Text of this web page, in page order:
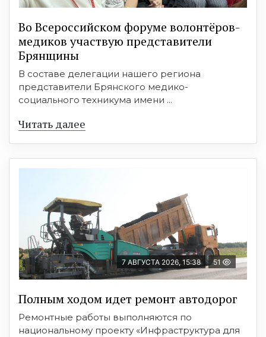
Во Всероссийском форуме волонтёров-
медиков участвую представители
Брянщины
В составе делегации нашего региона
представители Брянского медико-
социального техникума имени ...
Читать далее
7 АВГУСТА 2026, 15:38 51
Полным ходом идет ремонт автодорог
Ремонтные работы выполняются по
национальному проекту «Инфраструктура для